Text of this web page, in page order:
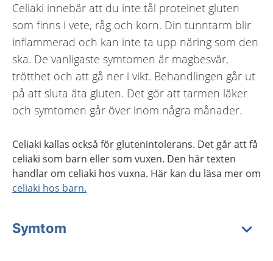
Celiaki innebär att du inte tål proteinet gluten
som finns i vete, råg och korn. Din tunntarm blir
inflammerad och kan inte ta upp näring som den
ska. De vanligaste symtomen är magbesvär,
trötthet och att gå ner i vikt. Behandlingen går ut
på att sluta äta gluten. Det gör att tarmen läker
och symtomen går över inom några månader.
Celiaki kallas också för glutenintolerans. Det går att få
celiaki som barn eller som vuxen. Den här texten
handlar om celiaki hos vuxna. Här kan du läsa mer om
celiaki hos barn.
Symtom